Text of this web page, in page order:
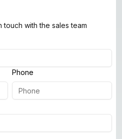
with the sales team
Phone